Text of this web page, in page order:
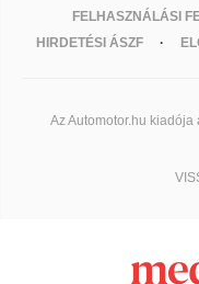
FELHASZNÁLÁSI
HIRDETÉSI ÁSZF
Az Automotor.hu